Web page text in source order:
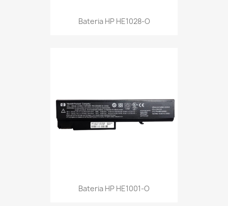
Bateria HP HE1028-O
Bateria HP HE1001-O